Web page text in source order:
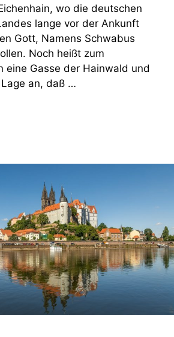
wo die deutschen
lange vor der Ankunft
Gott, Namens Schwabus
Noch heißt zum
eine Gasse der Hainwald und
an, daß …